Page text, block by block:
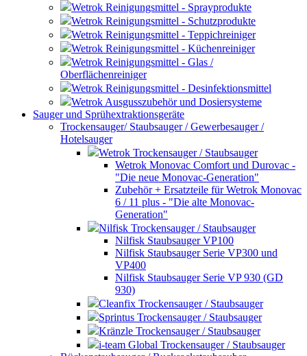
Wetrok Reinigungsmittel - Sprayprodukte
Wetrok Reinigungsmittel - Schutzprodukte
Wetrok Reinigungsmittel - Teppichreiniger
Wetrok Reinigungsmittel - Küchenreiniger
Wetrok Reinigungsmittel - Glas /
Oberflächenreiniger
Wetrok Reinigungsmittel - Desinfektionsmittel
Wetrok Ausgusszubehör und Dosiersysteme
Sauger und Sprühextraktionsgeräte
Trockensauger/ Staubsauger / Gewerbesauger /
Hotelsauger
Wetrok Trockensauger / Staubsauger
Wetrok Monovac Comfort und Durovac -
"Die neue Monovac-Generation"
Zubehör + Ersatzteile für Wetrok Monovac
6 / 11 plus - "Die alte Monovac-
Generation"
Nilfisk Trockensauger / Staubsauger
Nilfisk Staubsauger VP100
Nilfisk Staubsauger Serie VP300 und
VP400
Nilfisk Staubsauger Serie VP 930 (GD
930)
Cleanfix Trockensauger / Staubsauger
Sprintus Trockensauger / Staubsauger
Kränzle Trockensauger / Staubsauger
i-team Global Trockensauger / Staubsauger